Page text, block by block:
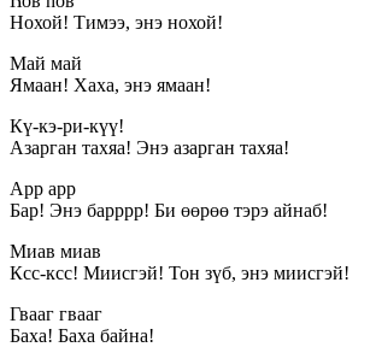
Нохой! Тимээ, энэ нохой!
Май май
Ямаан! Хаха, энэ ямаан!
Кү-кэ-ри-күү!
Азарган тахяа! Энэ азарган тахяа!
Арр арр
Бар! Энэ барррр! Би өөрөө тэрэ айнаб!
Миав миав
Ксс-ксс! Миисгэй! Тон зүб, энэ миисгэй!
Гвааг гвааг
Баха! Баха байна!